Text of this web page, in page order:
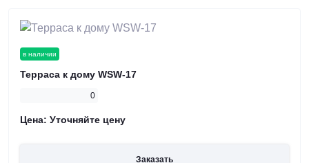
в наличии
Терраса к дому WSW-17
0
Цена: Уточняйте цену
Заказать